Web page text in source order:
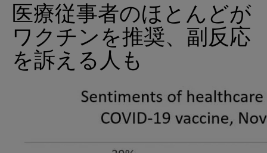
医療従事者のほとんどが
ワクチンを推奨、副反応
を訴える人も